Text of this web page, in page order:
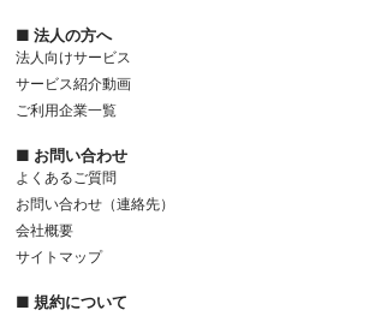
■ 法人の方へ
法人向けサービス
サービス紹介動画
ご利用企業一覧
■ お問い合わせ
よくあるご質問
お問い合わせ（連絡先）
会社概要
サイトマップ
■ 規約について